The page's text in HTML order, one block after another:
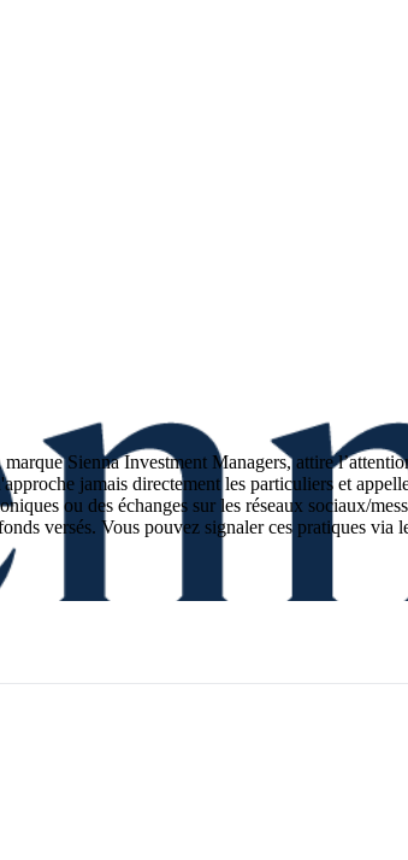
Sienna Investment Managers, attire
jamais directement les particuliers et
ou des échanges sur les réseaux sociaux/
versés. Vous pouvez signaler ces pratiques via